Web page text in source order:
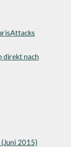
direkt nach
2015)